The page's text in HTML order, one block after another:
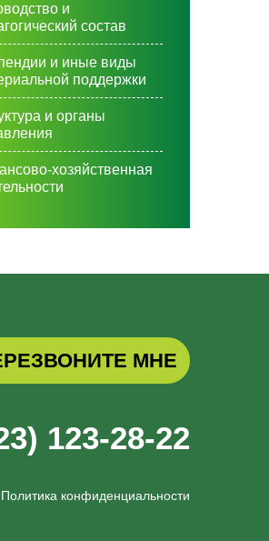
и
состав
и иные виды
поддержки
и органы
хозяйственная
МНЕ
123-28-22
Политика конфиденциальности